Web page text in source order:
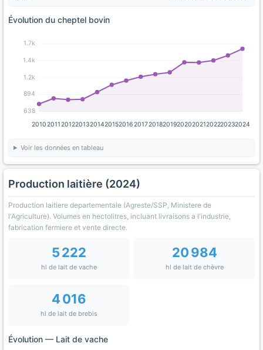
Évolution du cheptel bovin
638
894
1.2k
1.4k
1.7k
201020112012201320142015201620172018201920202021202220232024
Voir les données en tableau
Production laitière (2024)
Production laitiere departementale (Agreste/SSP, Ministere de
l'Agriculture). Volumes en hectolitres, incluant livraisons a l'industrie,
fabrication fermiere et vente directe.
5 222
hl de lait de vache
20 984
hl de lait de chèvre
4 016
hl de lait de brebis
Évolution — Lait de vache